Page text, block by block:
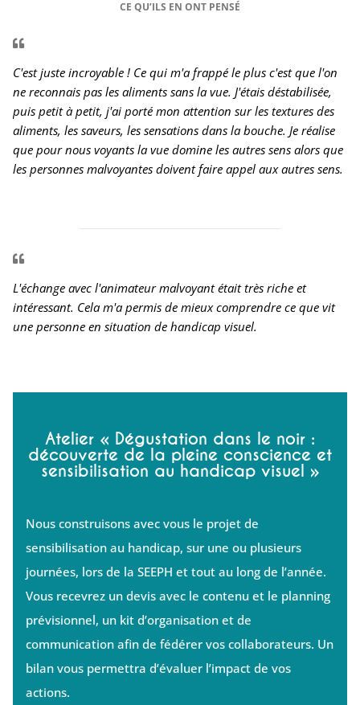
CE QU’ILS EN ONT PENSÉ
C'est juste incroyable ! Ce qui m'a frappé le plus c'est que l'on
ne reconnais pas les aliments sans la vue. J'étais déstabilisée,
puis petit à petit, j'ai porté mon attention sur les textures des
aliments, les saveurs, les sensations dans la bouche. Je réalise
que pour nous voyants la vue domine les autres sens alors que
les personnes malvoyantes doivent faire appel aux autres sens.
L'échange avec l'animateur malvoyant était très riche et
intéressant. Cela m'a permis de mieux comprendre ce que vit
une personne en situation de handicap visuel.
Atelier « Dégustation dans le noir :
découverte de la pleine conscience et
sensibilisation au handicap visuel »
Nous construisons avec vous le projet de
sensibilisation au handicap, sur une ou plusieurs
journées, lors de la SEEPH et tout au long de l’année.
Vous recevrez un devis avec le contenu et le planning
prévisionnel, un kit d’organisation et de
communication afin de fédérer vos collaborateurs. Un
bilan vous permettra d’évaluer l’impact de vos
actions.